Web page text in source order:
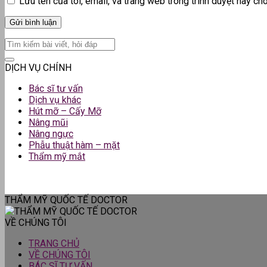
DỊCH VỤ CHÍNH
Bác sĩ tư vấn
Dịch vụ khác
Hút mỡ – Cấy Mỡ
Nâng mũi
Nâng ngực
Phẫu thuật hàm – mặt
Thẩm mỹ mắt
THẨM MỸ QUỐC TẾ DOCTOR
VỀ CHÚNG TÔI
TRANG CHỦ
VỀ CHÚNG TÔI